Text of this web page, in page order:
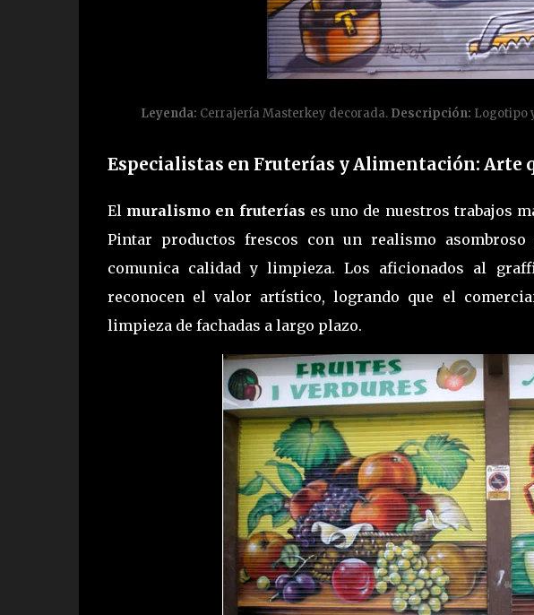
Leyenda: Cerrajería Masterkey decorada. Descripción: Logotipo
Especialistas en Fruterías y Alimentación: Arte
El muralismo en fruterías es uno de nuestros trabajos
Pintar productos frescos con un realismo
comunica calidad y limpieza. Los aficionados al
reconocen el valor artístico, logrando que el
limpieza de fachadas a largo plazo.